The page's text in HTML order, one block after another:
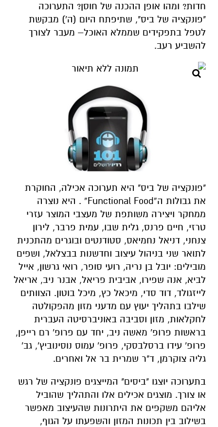
חדות? ומהו אופן ההכנה של חוסן? התערוכה
"פונקציה של ביס", שתיפתח היום (ה') מבקשת
לטפל בתפקידים שממלא האוכל– מעבר לצורך
להשביע רעב.
"פונקציה של ביס" היא תערוכה אכילה, החוקרת
את גבולות ה“Functional Food” . היא נוצרה
ממחקר ויצירה משותפת של מעצבי המוצר עזרי
טרזי, חיים פרנס, גלית שבו, עמית פרבר, לירון
צנחני, דניאל נחמיאס, סטודנטים ובוגרים מהתכנית
לתואר שני בניהול עיצוב וחדשנות בבצלאל, ושפים
מובילים: יובל בן נריה, רועי סופר, רואי גרשון, אייל
לביא, אנה שפירו, אביבית פריאל, אבנר ניב, אריאל
לייזגולד, דוד סדי, מיכאל כץ, מיכל בוטון. הצוותים
שילבו בתהליך יעוץ עם מדעני מזון מהפקולטה
לחקלאות, מזון וסביבה באוניברסיטה העברית
בראשות פרופ' מאשה ניב, יחד עם פרופ' רם רייפן,
פרופ' עידו ברסלבסקי, פרופ' עמוס נוסינוביץ', גב'
גליה צוקרמן, ד"ר שמרית בר אל ואחרים.
בתערוכה יוצגו "ביסים" המייצגים פונקציה של רגש
או צורך. מוצגים אכילים אלו והתהליך שהוביל
אליהם משקפים את היתרונות שהעיצוב מאפשר
בשילוב בין תכונות המזון והשפעתו על הגוף,